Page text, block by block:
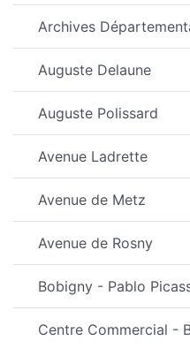
Archives
Auguste Delaune
Auguste Polissard
Avenue Ladrette
Avenue de Metz
Avenue de Rosny
Bobigny - Pablo
Centre Commercial -